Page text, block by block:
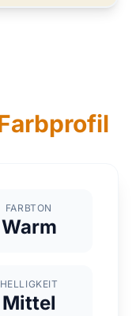
FARBTON
Warm
HELLIGKEIT
Mittel